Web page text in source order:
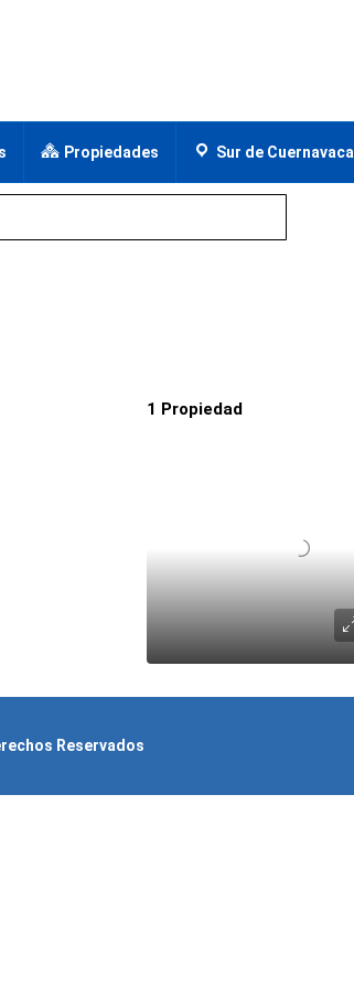
Propiedades Sur de Cuernavaca
1 Propiedad
Reservados